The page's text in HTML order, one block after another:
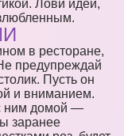
Лови идеи,
в ресторане,
предупреждай
Пусть он
и вниманием.
ним домой —
заранее